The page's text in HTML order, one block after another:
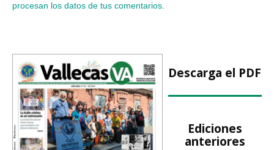
procesan los datos de tus comentarios.
Descarga el PDF
Ediciones
anteriores